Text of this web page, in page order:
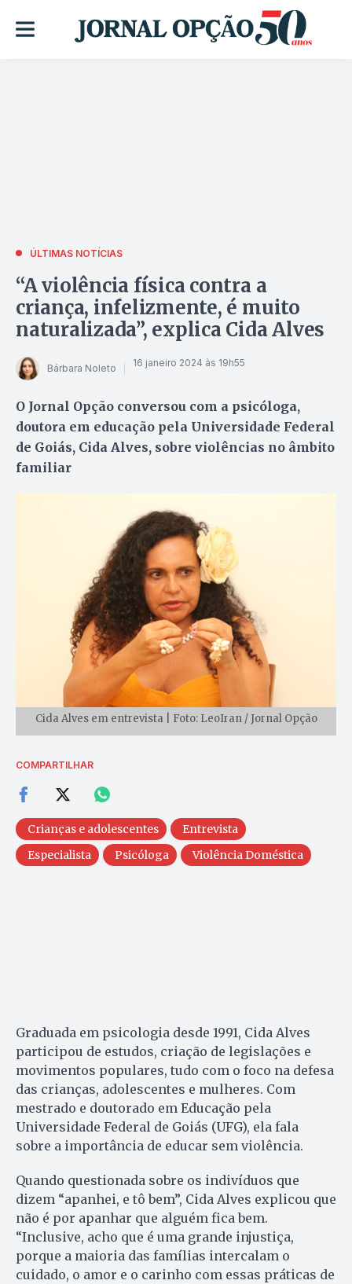
ÚLTIMAS NOTÍCIAS
“A violência física contra a
criança, infelizmente, é muito
naturalizada”, explica Cida Alves
Bárbara Noleto 16 janeiro 2024 às 19h55
O Jornal Opção conversou com a psicóloga,
doutora em educação pela Universidade Federal
de Goiás, Cida Alves, sobre violências no âmbito
familiar
Cida Alves em entrevista | Foto: LeoIran / Jornal Opção
COMPARTILHAR
Crianças e adolescentes
Entrevista
Especialista
Psicóloga Violência Doméstica
Graduada em psicologia desde 1991, Cida Alves
participou de estudos, criação de legislações e
movimentos populares, tudo com o foco na defesa
das crianças, adolescentes e mulheres. Com
mestrado e doutorado em Educação pela
Universidade Federal de Goiás (UFG), ela fala
sobre a importância de educar sem violência.
Quando questionada sobre os indivíduos que
dizem “apanhei, e tô bem”, Cida Alves explicou que
não é por apanhar que alguém fica bem.
“Inclusive, acho que é uma grande injustiça,
porque a maioria das famílias intercalam o
cuidado, o amor e o carinho com essas práticas de